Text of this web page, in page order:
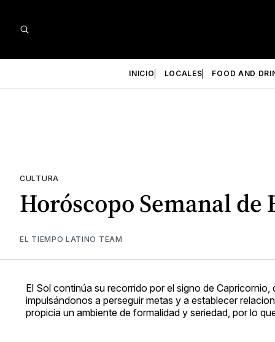
INICIO LOCALES FOOD AND
CULTURA
Horóscopo Semanal
EL TIEMPO LATINO TEAM
El Sol continúa su recorrido por el signo de
impulsándonos a perseguir metas y a establecer
propicia un ambiente de formalidad y seriedad, por lo